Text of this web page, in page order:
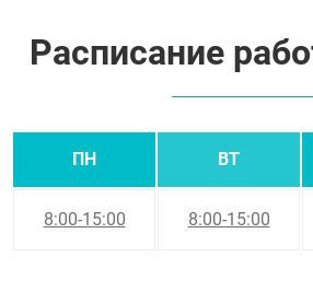
Расписание
ПН ВТ
8:00-15:00 8:00-15:00